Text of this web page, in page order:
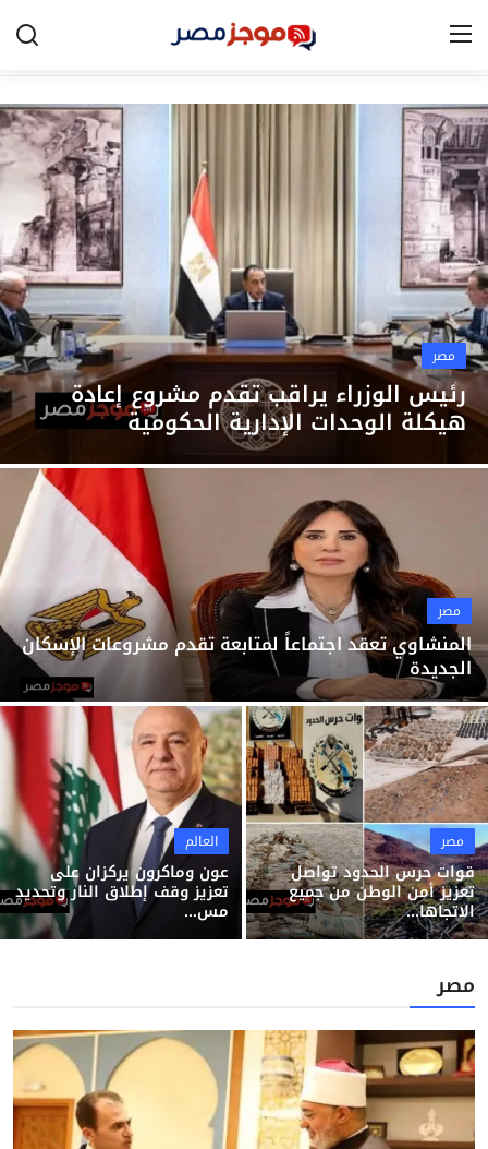
الرئيسية
مصر
الخليج
العالم
الرياضة
اقتصاد
تكنولوجيا
التعليم
منوعات
مصر
رئيس الوزراء يراقب تقدم مشروع إعادة
هيكلة الوحدات الإدارية الحكومية
مصر
المنشاوي تعقد اجتماعاً لمتابعة تقدم مشروعات الإسكان
الجديدة
مصر
قوات حرس الحدود تواصل
تعزيز أمن الوطن من جميع
الاتجاها...
العالم
عون وماكرون يركزان على
تعزيز وقف إطلاق النار وتحديد
مس...
مصر